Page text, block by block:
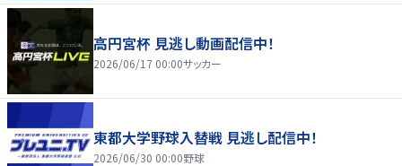
高円宮杯 見逃し動画配信中！
2026/06/17 00:00サッカー
東都大学野球入替戦 見逃し配信中！
2026/06/30 00:00野球